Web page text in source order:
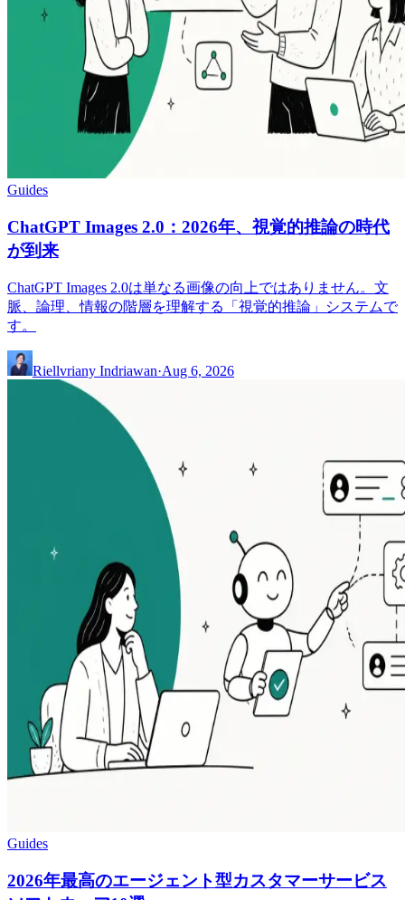
Guides
ChatGPT Images 2.0：2026年、視覚的推論の時代
が到来
ChatGPT Images 2.0は単なる画像の向上ではありません。文
脈、論理、情報の階層を理解する「視覚的推論」システムで
す。
Riellvriany Indriawan·Aug 6, 2026
Guides
2026年最高のエージェント型カスタマーサービス